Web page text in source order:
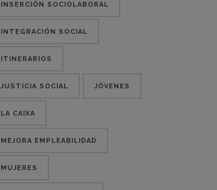
INSERCIÓN SOCIOLABORAL
INTEGRACIÓN SOCIAL
ITINERARIOS
JUSTICIA SOCIAL JÓVENES
LA CAIXA
MEJORA EMPLEABILIDAD
MUJERES